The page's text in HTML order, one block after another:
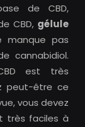
de CBD,
CBD, gélule
manque pas
cannabidiol.
est très
peut-être ce
vous devez
très faciles à